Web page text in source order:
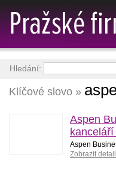
Klíčové slovo »
Aspen
Aspen
Zobrazit detail
Hledání: